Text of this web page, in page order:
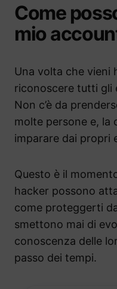
Come
mio
Una volta che vieni
riconoscere tutti gli
Non c’è da
molte persone e, la
imparare dai propri
Questo è il
hacker possono
come proteggerti
smettono mai di
conoscenza delle
passo dei tempi.